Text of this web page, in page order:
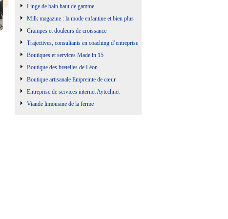
Linge de bain haut de gamme
Milk magazine : la mode enfantine et bien plus
Crampes et douleurs de croissance
Trajectives, consultants en coaching d’entreprise
Boutiques et services Made in 15
Boutique des bretelles de Léon
Boutique artisanale Empreinte de cœur
Entreprise de services internet Aytechnet
Viande limousine de la ferme